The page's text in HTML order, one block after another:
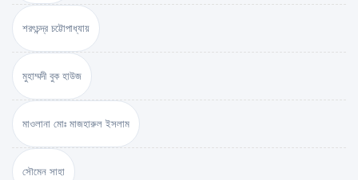
শরৎচন্দ্র চট্টোপাধ্যায়
মুহাম্মদী বুক হাউজ
মাওলানা মোঃ মাজহারুল ইসলাম
সৌমেন সাহা